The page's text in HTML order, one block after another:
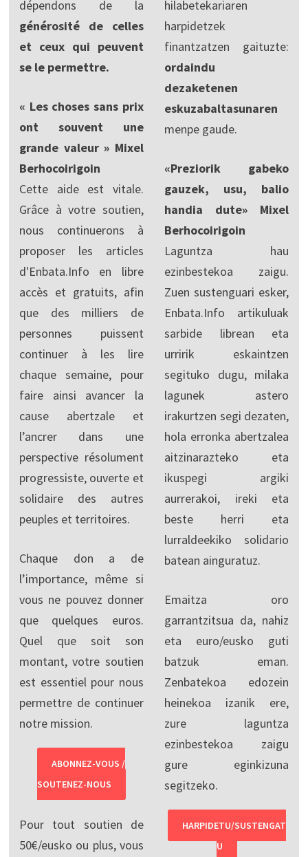
dépendons de la
générosité de celles
et ceux qui peuvent
se le permettre.
« Les choses sans prix
ont souvent une
grande valeur » Mixel
Berhocoirigoin
Cette aide est vitale.
Grâce à votre soutien,
nous continuerons à
proposer les articles
d'Enbata.Info en libre
accès et gratuits, afin
que des milliers de
personnes puissent
continuer à les lire
chaque semaine, pour
faire ainsi avancer la
cause abertzale et
l’ancrer dans une
perspective résolument
progressiste, ouverte et
solidaire des autres
peuples et territoires.
Chaque don a de
l’importance, même si
vous ne pouvez donner
que quelques euros.
Quel que soit son
montant, votre soutien
est essentiel pour nous
permettre de continuer
notre mission.
ABONNEZ-VOUS /
SOUTENEZ-NOUS
Pour tout soutien de
50€/eusko ou plus, vous
hilabetekariaren
harpidetzek
finantzatzen gaituzte:
ordaindu
dezaketenen
eskuzabaltasunaren
menpe gaude.
«Preziorik gabeko
gauzek, usu, balio
handia dute» Mixel
Berhocoirigoin
Laguntza hau
ezinbestekoa zaigu.
Zuen sustenguari esker,
Enbata.Info artikuluak
sarbide librean eta
urririk eskaintzen
segituko dugu, milaka
lagunek astero
irakurtzen segi dezaten,
hola erronka abertzalea
aitzinarazteko eta
ikuspegi argiki
aurrerakoi, ireki eta
beste herri eta
lurraldeekiko solidario
batean ainguratuz.
Emaitza oro
garrantzitsua da, nahiz
eta euro/eusko guti
batzuk eman.
Zenbatekoa edozein
heinekoa izanik ere,
zure laguntza
ezinbestekoa zaigu
gure eginkizuna
segitzeko.
HARPIDETU/SUSTENGAT
U